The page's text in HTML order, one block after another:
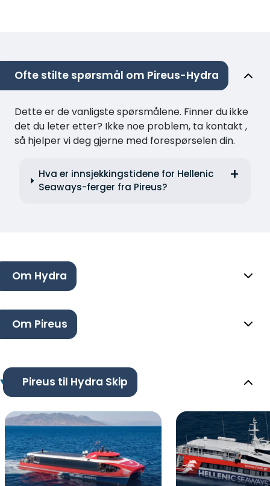
Ofte stilte spørsmål om Pireus-Hydra
Dette er de vanligste spørsmålene. Finner du ikke
det du leter etter? Ikke noe problem, ta kontakt ,
så hjelper vi deg gjerne med forespørselen din.
Hva er innsjekkingstidene for Hellenic
Seaways-ferger fra Pireus?
Om Hydra
Om Pireus
Pireus til Hydra Skip